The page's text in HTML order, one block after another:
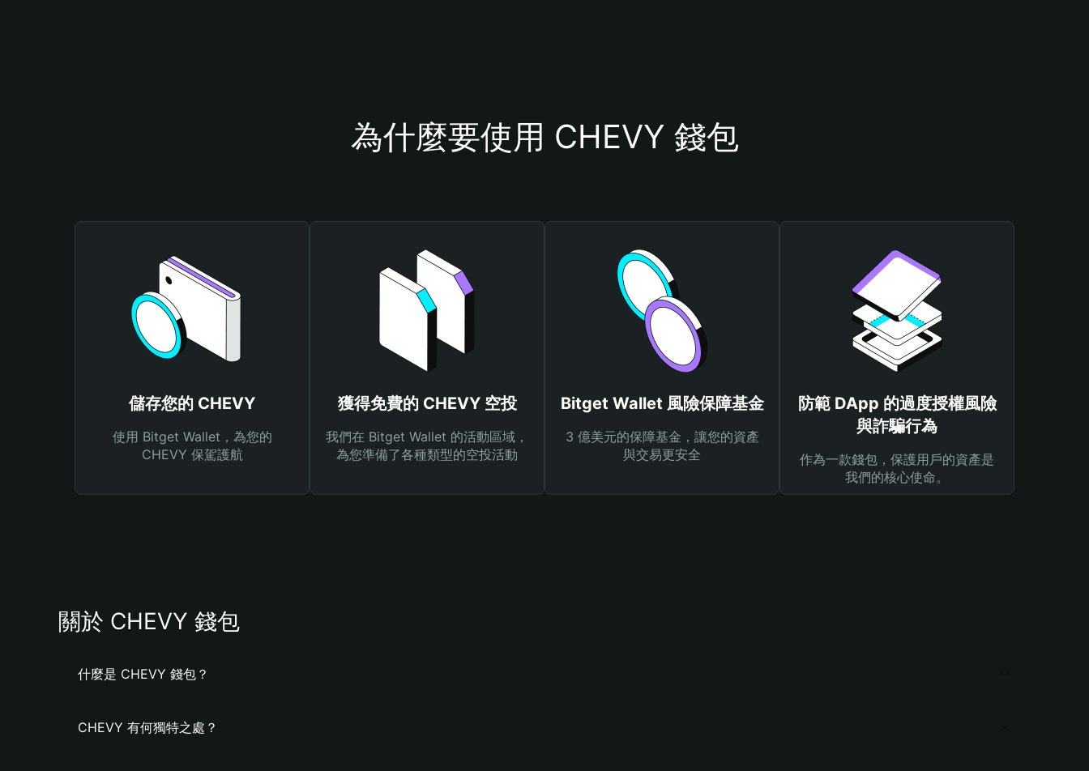
為什麼要使用 CHEVY 錢包
儲存您的 CHEVY
使用 Bitget Wallet，為您的
CHEVY 保駕護航
獲得免費的 CHEVY 空投
我們在 Bitget Wallet 的活動區域，
為您準備了各種類型的空投活動
Bitget Wallet 風險保障基金
3 億美元的保障基金，讓您的資產
與交易更安全
防範 DApp 的過度授權風險
與詐騙行為
作為一款錢包，保護用戶的資產是
我們的核心使命。
關於 CHEVY 錢包
什麼是 CHEVY 錢包？
CHEVY 有何獨特之處？